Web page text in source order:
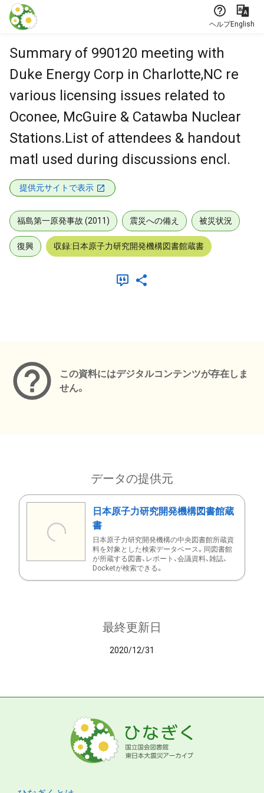
本文に飛ぶ
ヘルプEnglish
Summary of 990120 meeting with
Duke Energy Corp in Charlotte,NC re
various licensing issues related to
Oconee, McGuire & Catawba Nuclear
Stations.List of attendees & handout
matl used during discussions encl.
提供元サイトで表示
福島第一原発事故 (2011) 震災への備え 被災状況
復興 収録:日本原子力研究開発機構図書館蔵書
この資料にはデジタルコンテンツが存在しま
せん。
データの提供元
日本原子力研究開発機構図書館蔵
書
日本原子力研究開発機構の中央図書館所蔵資
料を対象とした検索データベース。同図書館
が所蔵する図書、レポート、会議資料、雑誌、
Docketが検索できる。
最終更新日
2020/12/31